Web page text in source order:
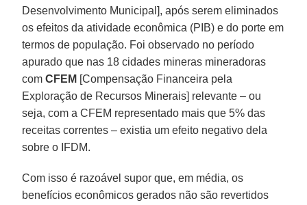
Desenvolvimento Municipal], após serem eliminados
os efeitos da atividade econômica (PIB) e do porte em
termos de população. Foi observado no período
apurado que nas 18 cidades mineras mineradoras
comCFEM [Compensação Financeira pela
Exploração de Recursos Minerais] relevante – ou
seja, com a CFEM representado mais que 5% das
receitas correntes – existia um efeito negativo dela
sobre o IFDM.
Com isso é razoável supor que, em média, os
benefícios econômicos gerados não são revertidos